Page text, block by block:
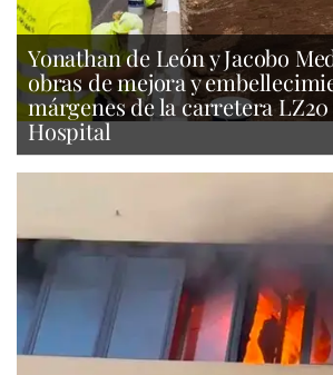
Yonathan de León y Jacobo
obras de mejora y
márgenes de la carretera
Hospital